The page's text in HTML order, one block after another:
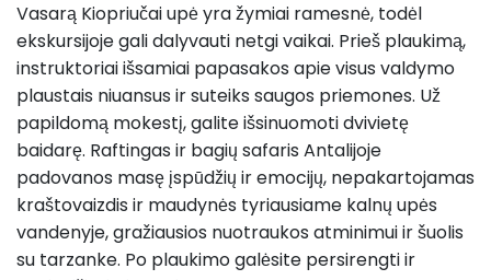
Vasarą Kiopriučai upė yra žymiai ramesnė, todėl
ekskursijoje gali dalyvauti netgi vaikai. Prieš plaukimą,
instruktoriai išsamiai papasakos apie visus valdymo
plaustais niuansus ir suteiks saugos priemones. Už
papildomą mokestį, galite išsinuomoti dvivietę
baidarę. Raftingas ir bagių safaris Antalijoje
padovanos masę įspūdžių ir emocijų, nepakartojamas
kraštovaizdis ir maudynės tyriausiame kalnų upės
vandenyje, gražiausios nuotraukos atminimui ir šuolis
su tarzanke. Po plaukimo galėsite persirengti ir